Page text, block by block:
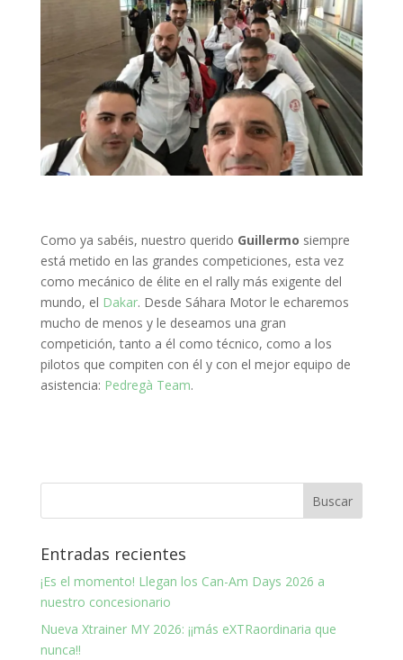
Como ya sabéis, nuestro querido Guillermo siempre
está metido en las grandes competiciones, esta vez
como mecánico de élite en el rally más exigente del
mundo, el Dakar. Desde Sáhara Motor le echaremos
mucho de menos y le deseamos una gran
competición, tanto a él como técnico, como a los
pilotos que compiten con él y con el mejor equipo de
asistencia: Pedregà Team.
Entradas recientes
¡Es el momento! Llegan los Can-Am Days 2026 a
nuestro concesionario
Nueva Xtrainer MY 2026: ¡¡más eXTRaordinaria que
nunca!!